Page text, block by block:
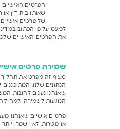
הפרטים
שאותו בית דין
של פרטים
למעט על פי הכתוב
את הפרטים האישיים
שמירת פרטים
סעיף זה מפרט את תהליך
הנתונים שלנו,
שאנחנו נענים לחובות
הנוגעות לשמירה
פרטים אישיים שאנחנו
או מטרות, לא יישמרו